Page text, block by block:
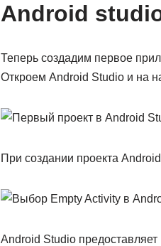
Android
Теперь создадим первое
Откроем Android Studio и на
При создании проекта
Android Studio